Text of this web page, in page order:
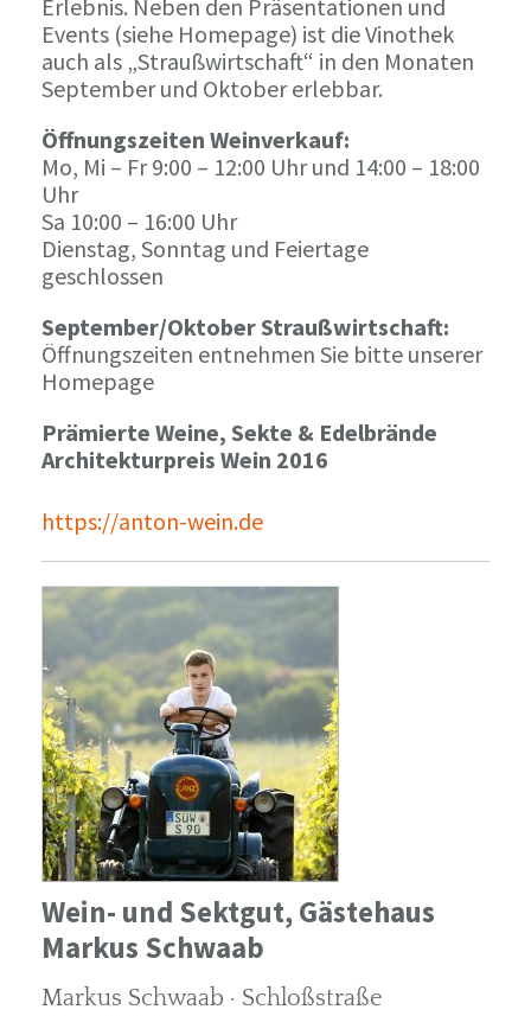
Erlebnis. Neben den Präsentationen und
Events (siehe Homepage) ist die Vinothek
auch als „Straußwirtschaft“ in den Monaten
September und Oktober erlebbar.
Öffnungszeiten Weinverkauf:
Mo, Mi – Fr 9:00 – 12:00 Uhr und 14:00 – 18:00
Uhr
Sa 10:00 – 16:00 Uhr
Dienstag, Sonntag und Feiertage
geschlossen
September/Oktober Straußwirtschaft:
Öffnungszeiten entnehmen Sie bitte unserer
Homepage
Prämierte Weine, Sekte & Edelbrände
Architekturpreis Wein 2016
https://anton-wein.de
Wein- und Sektgut, Gästehaus
Markus Schwaab
Markus Schwaab · Schloßstraße